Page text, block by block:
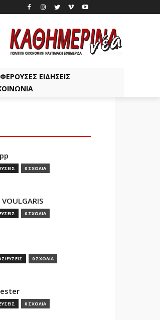
ΕΙΔΉΣΕΙΣ
0 ΣΧΟΛΙΑ
VOULGARIS
0 ΣΧΟΛΙΑ
0 ΣΧΟΛΙΑ
0 ΣΧΟΛΙΑ